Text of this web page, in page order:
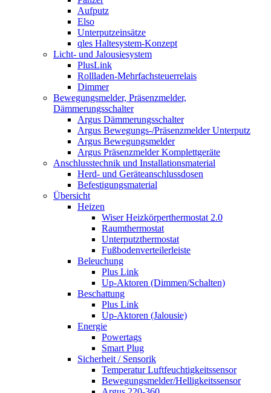
Aufputz
Elso
Unterputzeinsätze
qles Haltesystem-Konzept
Licht- und Jalousiesystem
PlusLink
Rollladen-Mehrfachsteuerrelais
Dimmer
Bewegungsmelder, Präsenzmelder,
Dämmerungsschalter
Argus Dämmerungsschalter
Argus Bewegungs-/Präsenzmelder Unterputz
Argus Bewegungsmelder
Argus Präsenzmelder Komplettgeräte
Anschlusstechnik und Installationsmaterial
Herd- und Geräteanschlussdosen
Befestigungsmaterial
Übersicht
Heizen
Wiser Heizkörperthermostat 2.0
Raumthermostat
Unterputzthermostat
Fußbodenverteilerleiste
Beleuchung
Plus Link
Up-Aktoren (Dimmen/Schalten)
Beschattung
Plus Link
Up-Aktoren (Jalousie)
Energie
Powertags
Smart Plug
Sicherheit / Sensorik
Temperatur Luftfeuchtigkeitssensor
Bewegungsmelder/Helligkeitssensor